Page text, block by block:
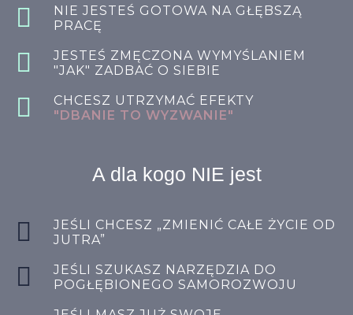
NIE JESTEŚ GOTOWA NA GŁĘBSZĄ
PRACĘ
JESTEŚ ZMĘCZONA WYMYŚLANIEM
"JAK" ZADBAĆ O SIEBIE
CHCESZ UTRZYMAĆ EFEKTY
"DBANIE TO WYZWANIE"
A dla kogo NIE jest
JEŚLI CHCESZ „ZMIENIĆ CAŁE ŻYCIE OD
JUTRA”
JEŚLI SZUKASZ NARZĘDZIA DO
POGŁĘBIONEGO SAMOROZWOJU